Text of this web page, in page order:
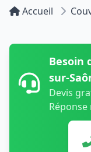
Accueil
Besoin
sur-
Devis